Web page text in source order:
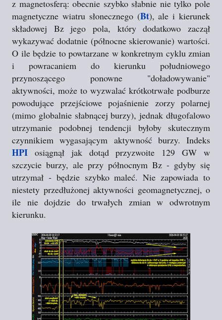
z magnetosferą: obecnie szybko słabnie nie tylko pole
magnetyczne wiatru słonecznego (Bt), ale i kierunek
składowej Bz jego pola, który dodatkowo zaczął
wykazywać dodatnie (północne skierowanie) wartości.
O ile będzie to powtarzane w konkretnym cyklu zmian
i powracaniem do kierunku południowego
przynoszącego ponowne "doładowywanie"
aktywności, może to wyzwalać krótkotrwałe podburze
powodujące przejściowe pojaśnienie zorzy polarnej
(mimo globalnie słabnącej burzy), jednak długofalowo
utrzymanie podobnej tendencji byłoby skutecznym
czynnikiem wygasającym aktywność burzy. Indeks
HPI osiągnął jak dotąd przyzwoite 129 GW w
szczycie burzy, ale przy północnym Bz - gdyby się
utrzymał - będzie szybko maleć. Nie zapowiada to
niestety przedłużonej aktywności geomagnetycznej, o
ile nie dojdzie do trwałych zmian w odwrotnym
kierunku.